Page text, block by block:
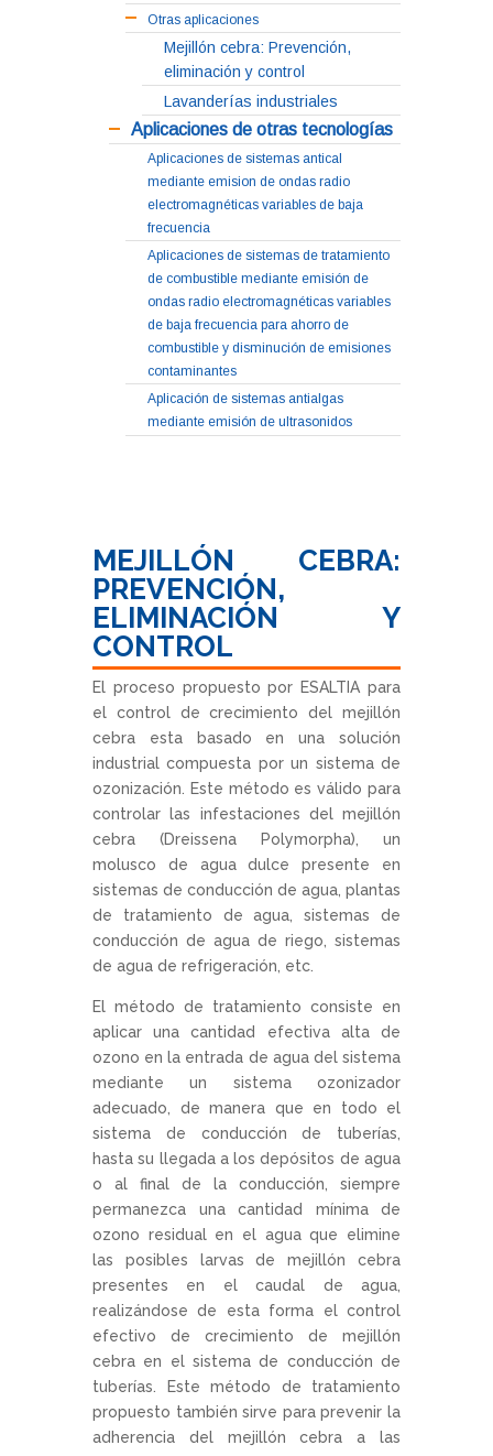
Otras aplicaciones
Mejillón cebra: Prevención,
eliminación y control
Lavanderías industriales
Aplicaciones de otras tecnologías
Aplicaciones de sistemas antical
mediante emision de ondas radio
electromagnéticas variables de baja
frecuencia
Aplicaciones de sistemas de tratamiento
de combustible mediante emisión de
ondas radio electromagnéticas variables
de baja frecuencia para ahorro de
combustible y disminución de emisiones
contaminantes
Aplicación de sistemas antialgas
mediante emisión de ultrasonidos
MEJILLÓN CEBRA:
PREVENCIÓN,
ELIMINACIÓN Y
CONTROL
El proceso propuesto por ESALTIA para
el control de crecimiento del mejillón
cebra esta basado en una solución
industrial compuesta por un sistema de
ozonización. Este método es válido para
controlar las infestaciones del mejillón
cebra (Dreissena Polymorpha), un
molusco de agua dulce presente en
sistemas de conducción de agua, plantas
de tratamiento de agua, sistemas de
conducción de agua de riego, sistemas
de agua de refrigeración, etc.
El método de tratamiento consiste en
aplicar una cantidad efectiva alta de
ozono en la entrada de agua del sistema
mediante un sistema ozonizador
adecuado, de manera que en todo el
sistema de conducción de tuberías,
hasta su llegada a los depósitos de agua
o al final de la conducción, siempre
permanezca una cantidad mínima de
ozono residual en el agua que elimine
las posibles larvas de mejillón cebra
presentes en el caudal de agua,
realizándose de esta forma el control
efectivo de crecimiento de mejillón
cebra en el sistema de conducción de
tuberías. Este método de tratamiento
propuesto también sirve para prevenir la
adherencia del mejillón cebra a las